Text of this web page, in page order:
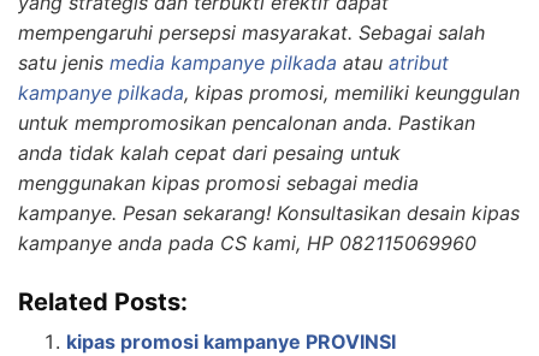
mempengaruhi persepsi masyarakat. Sebagai salah
satu jenis media kampanye pilkada atau atribut
kampanye pilkada, kipas promosi, memiliki keunggulan
untuk mempromosikan pencalonan anda. Pastikan
anda tidak kalah cepat dari pesaing untuk
menggunakan kipas promosi sebagai media
kampanye. Pesan sekarang! Konsultasikan desain kipas
kampanye anda pada CS kami, HP 082115069960
Related Posts:
kipas promosi kampanye PROVINSI